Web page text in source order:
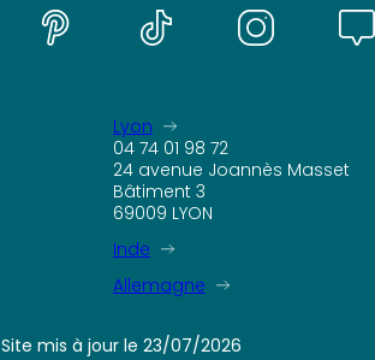
Lyon
04 74 01 98 72
24 avenue Joannès Masset
Bâtiment 3
69009 LYON
Inde
Allemagne
Site mis à jour le 23/07/2026